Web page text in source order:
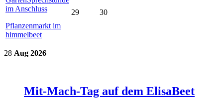
im Anschluss
Pflanzenmarkt im
himmelbeet
29 30
28 Aug 2026
Mit-Mach-Tag auf dem ElisaBeet